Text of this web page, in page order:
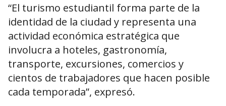
“El turismo estudiantil forma parte de la
identidad de la ciudad y representa una
actividad económica estratégica que
involucra a hoteles, gastronomía,
transporte, excursiones, comercios y
cientos de trabajadores que hacen posible
cada temporada”, expresó.